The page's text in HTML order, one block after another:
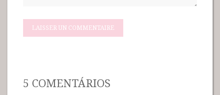
5 COMENTÁRIOS